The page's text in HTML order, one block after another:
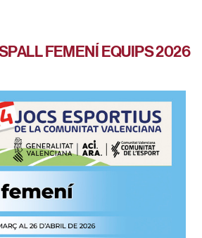
FEMENÍ EQUIPS 2026